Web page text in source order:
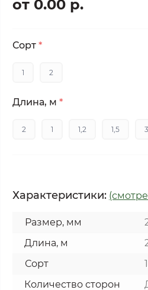
от 0.00 р.
Сорт *
1 2
Длина, м *
2 1 1,2 1,5 3
Характеристики:
Размер, мм
Длина, м
Сорт
Количество сторон